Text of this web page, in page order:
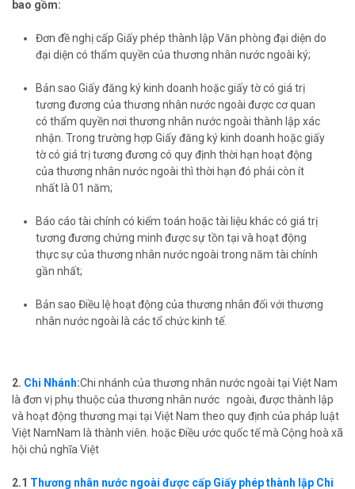
bao gồm:
Đơn đề nghị cấp Giấy phép thành lập Văn phòng đại diện do
đại diện có thẩm quyền của thương nhân nước ngoài ký;
Bản sao Giấy đăng ký kinh doanh hoặc giấy tờ có giá trị
tương đương của thương nhân nước ngoài được cơ quan
có thẩm quyền nơi thương nhân nước ngoài thành lập xác
nhận. Trong trường hợp Giấy đăng ký kinh doanh hoặc giấy
tờ có giá trị tương đương có quy định thời hạn hoạt động
của thương nhân nước ngoài thì thời hạn đó phải còn ít
nhất là 01 năm;
Báo cáo tài chính có kiểm toán hoặc tài liệu khác có giá trị
tương đương chứng minh được sự tồn tại và hoạt động
thực sự của thương nhân nước ngoài trong năm tài chính
gần nhất;
Bản sao Điều lệ hoạt động của thương nhân đối với thương
nhân nước ngoài là các tổ chức kinh tế.
2. Chi Nhánh:Chi nhánh của thương nhân nước ngoài tại Việt Nam
là đơn vị phụ thuộc của thương nhân nước ngoài, được thành lập
và hoạt động thương mại tại Việt Nam theo quy định của pháp luật
Việt NamNam là thành viên. hoặc Điều ước quốc tế mà Cộng hoà xã
hội chủ nghĩa Việt
2.1 Thương nhân nước ngoài được cấp Giấy phép thành lập Chi